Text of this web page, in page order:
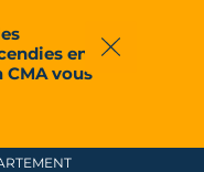
en
CMA vous
Fermer